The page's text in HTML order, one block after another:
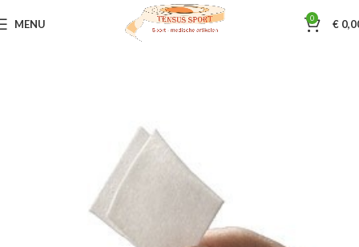
MENU 0 €
Home Acupunctuur Acupunctuur diverse Seirin / Dry needle